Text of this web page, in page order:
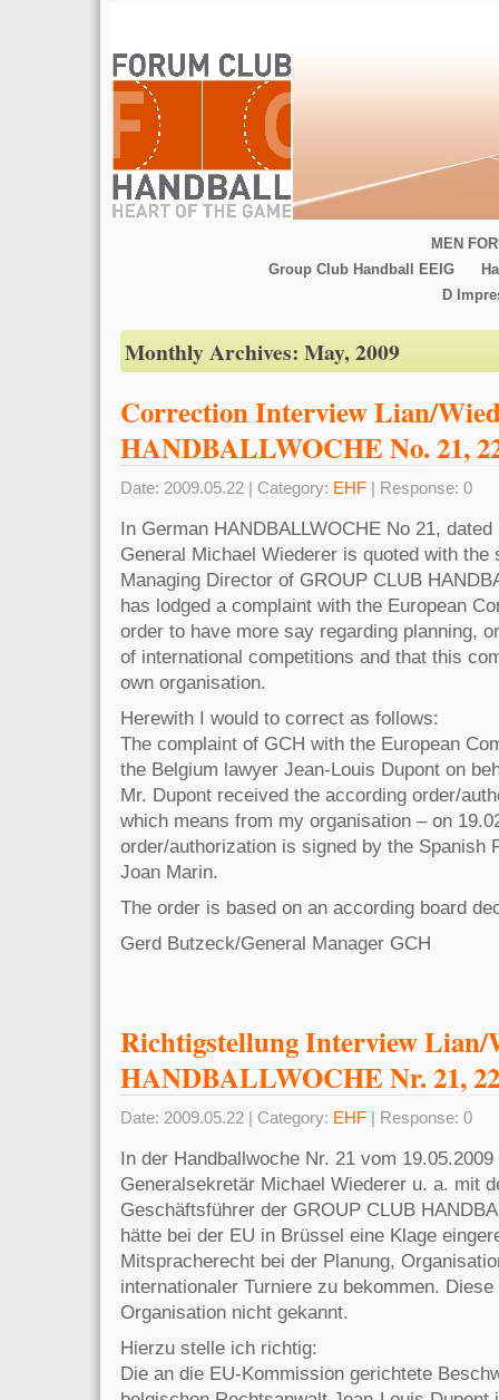
MEN
Group Club Handball EEIG
D
Monthly Archives: May, 2009
Correction Interview Lian/
HANDBALLWOCHE No. 21,
Date: 2009.05.22 | Category: EHF | Response: 0
In German HANDBALLWOCHE No 21,
General Michael Wiederer is quoted with the
Managing Director of GROUP CLUB
has lodged a complaint with the European
order to have more say regarding planning,
of international competitions and that this
own organisation.
Herewith I would to correct as follows:
The complaint of GCH with the European
the Belgium lawyer Jean-Louis Dupont on
Mr. Dupont received the according order/
which means from my organisation – on
order/authorization is signed by the Spanish
Joan Marin.
The order is based on an according board
Gerd Butzeck/General Manager GCH
Richtigstellung Interview
HANDBALLWOCHE Nr. 21,
Date: 2009.05.22 | Category: EHF | Response: 0
In der Handballwoche Nr. 21 vom
Generalsekretär Michael Wiederer u. a. mit
Geschäftsführer der GROUP CLUB
hätte bei der EU in Brüssel eine Klage
Mitspracherecht bei der Planung,
internationaler Turniere zu bekommen.
Organisation nicht gekannt.
Hierzu stelle ich richtig:
Die an die EU-Kommission gerichtete